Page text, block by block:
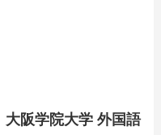
大阪学院大学 外国語